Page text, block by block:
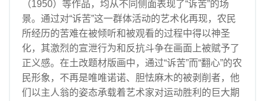
（1950）等作品，均从不同侧面表现了“诉苦”的场
景。通过对“诉苦”这一群体活动的艺术化再现，农民
所经历的苦难在被倾听和被观看的过程中得以神圣
化，其激烈的宣泄行为和反抗斗争在画面上被赋予了
正义感。在土改题材版画中，通过“诉苦”而“翻心”的农
民形象，不再是唯唯诺诺、胆怯麻木的被剥削者，他
们以主人翁的姿态承载着艺术家对运动胜利的巨大期